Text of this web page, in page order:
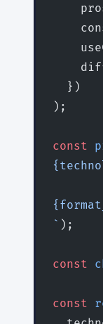
  })
);
const
` );
const
const